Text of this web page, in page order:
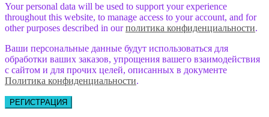
Your personal data will be used to support your experience
throughout this website, to manage access to your account, and for
other purposes described in ourполитика конфиденциальности.
Ваши персональные данные будут использоваться для
обработки ваших заказов, упрощения вашего взаимодействия
с сайтом и для прочих целей, описанных в документе
Политика конфиденциальности.
РЕГИСТРАЦИЯ